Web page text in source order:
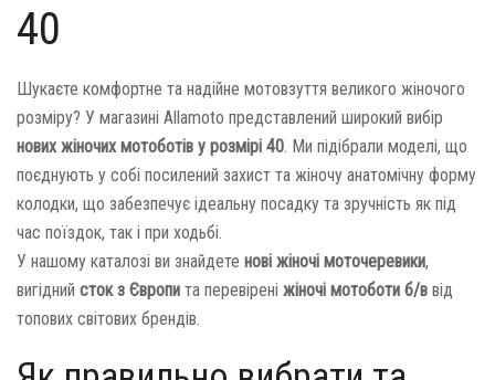
40
Шукаєте комфортне та надійне мотовзуття великого жіночого
розміру? У магазині Allamoto представлений широкий вибір
нових жіночих мотоботів у розмірі 40. Ми підібрали моделі, що
поєднують у собі посилений захист та жіночу анатомічну форму
колодки, що забезпечує ідеальну посадку та зручність як під
час поїздок, так і при ходьбі.
У нашому каталозі ви знайдете нові жіночі моточеревики,
вигідний сток з Європи та перевірені жіночі мотоботи б/в від
топових світових брендів.